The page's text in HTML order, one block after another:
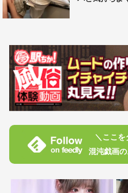
＼ここ
混沌戯画